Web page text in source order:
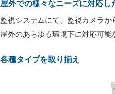
屋外での様々なニーズに対応し
監視システムにて、監視カメラか
屋外のあらゆる環境下に対応可能
各種タイプを取り揃え